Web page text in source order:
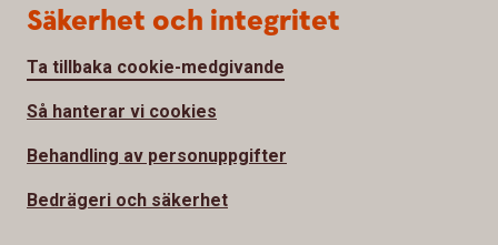
Säkerhet och integritet
Ta tillbaka cookie-medgivande
Så hanterar vi cookies
Behandling av personuppgifter
Bedrägeri och säkerhet